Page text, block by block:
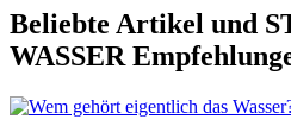
Beliebte Artikel und
WASSER